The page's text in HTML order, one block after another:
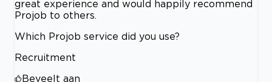
great experience and would happily recommend
Projob to others.
Which Projob service did you use?
Recruitment
Beveelt aan